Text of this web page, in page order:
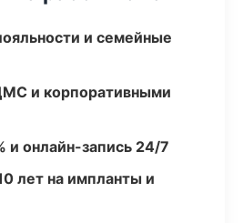
и семейные
и корпоративными
и онлайн-запись 24/7
лет на импланты и